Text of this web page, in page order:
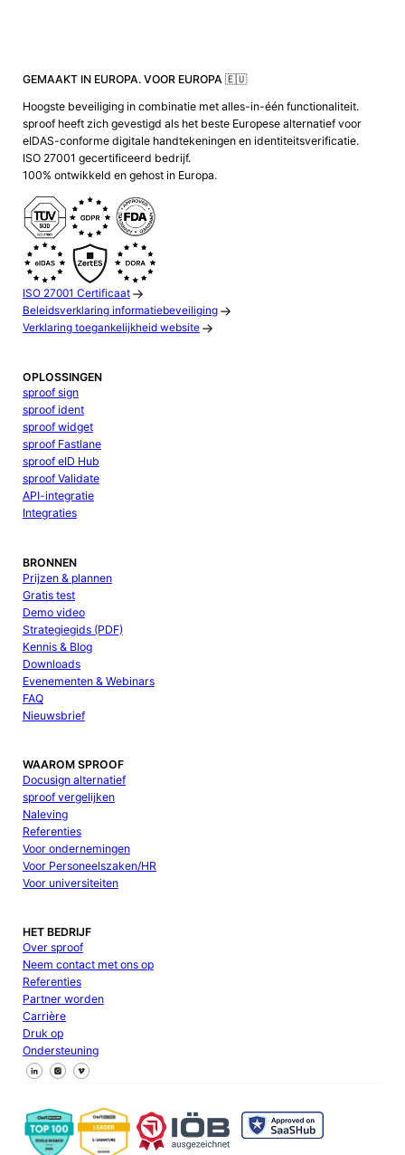
GEMAAKT IN EUROPA. VOOR EUROPA 🇪🇺
Hoogste beveiliging in combinatie met alles-in-één functionaliteit.
sproof heeft zich gevestigd als het beste Europese alternatief voor
eIDAS-conforme digitale handtekeningen en identiteitsverificatie.
ISO 27001 gecertificeerd bedrijf.
100% ontwikkeld en gehost in Europa.
ISO 27001 Certificaat
Beleidsverklaring informatiebeveiliging
Verklaring toegankelijkheid website
OPLOSSINGEN
sproof sign
sproof ident
sproof widget
sproof Fastlane
sproof eID Hub
sproof Validate
API-integratie
Integraties
BRONNEN
Prijzen & plannen
Gratis test
Demo video
Strategiegids (PDF)
Kennis & Blog
Downloads
Evenementen & Webinars
FAQ
Nieuwsbrief
WAAROM SPROOF
Docusign alternatief
sproof vergelijken
Naleving
Referenties
Voor ondernemingen
Voor Personeelszaken/HR
Voor universiteiten
HET BEDRIJF
Over sproof
Neem contact met ons op
Referenties
Partner worden
Carrière
Druk op
Ondersteuning
Volg ons op Facebook
Volg ons op X
Volg ons op LinkedIn